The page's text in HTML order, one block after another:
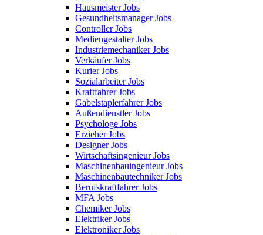
Hausmeister Jobs
Gesundheitsmanager Jobs
Controller Jobs
Mediengestalter Jobs
Industriemechaniker Jobs
Verkäufer Jobs
Kurier Jobs
Sozialarbeiter Jobs
Kraftfahrer Jobs
Gabelstaplerfahrer Jobs
Außendienstler Jobs
Psychologe Jobs
Erzieher Jobs
Designer Jobs
Wirtschaftsingenieur Jobs
Maschinenbauingenieur Jobs
Maschinenbautechniker Jobs
Berufskraftfahrer Jobs
MFA Jobs
Chemiker Jobs
Elektriker Jobs
Elektroniker Jobs